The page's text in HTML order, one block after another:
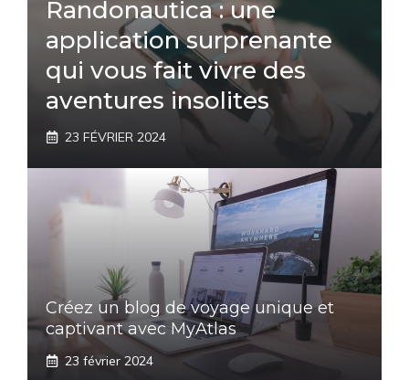
Randonautica : une
application surprenante
qui vous fait vivre des
aventures insolites
23 FÉVRIER 2024
Créez un blog de voyage unique et
captivant avec MyAtlas
23 février 2024